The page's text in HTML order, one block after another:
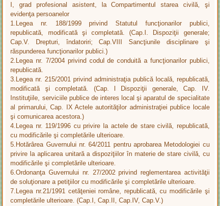
I, grad profesional asistent, la Compartimentul starea civilă, şi
evidenţa persoanelor
1.Legea nr. 188/1999 privind Statutul funcţionarilor publici,
republicată, modificată şi completată. (Cap.I. Dispoziţii generale;
Cap.V. Drepturi, îndatoriri; Cap.VIII Sancţiunile disciplinare şi
răspunderea funcţionarilor publici.)
2.Legea nr. 7/2004 privind codul de conduită a funcţionarilor publici,
republicată.
3.Legea nr. 215/2001 privind administraţia publică locală, republicată,
modificată şi completată. (Cap. I Dispoziţii generale, Cap. IV.
Instituţiile, serviciile publice de interes local şi aparatul de specialitate
al primarului, Cap. IX Actele autorităţilor administraţiei publice locale
şi comunicarea acestora.)
4.Legea nr. 119/1996 cu privire la actele de stare civilă, republicată,
cu modificările şi completările ulterioare.
5.Hotărârea Guvernului nr. 64/2011 pentru aprobarea Metodologiei cu
privire la aplicarea unitară a dispoziţiilor în materie de stare civilă, cu
modificările şi completările ulterioare.
6.Ordonanţa Guvernului nr. 27/2002 privind reglementarea activităţii
de soluţionare a petiţiilor cu modificările şi completările ulterioare.
7.Legea nr.21/1991 cetăţeniei române, republicată, cu modificările şi
completările ulterioare. (Cap.I, Cap.II, Cap.IV, Cap.V.)